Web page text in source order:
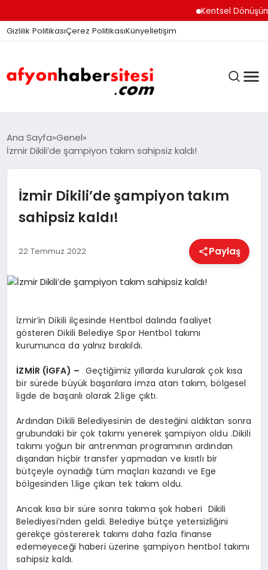
Kentsel Dönüşüm
Gizlilik PolitikasıÇerez PolitikasıKünyeİletişim
ANASAYFA
DÜNYA
MAGAZIN
SAĞLIK
SPOR
TEKNOLOJI
Ana Sayfa Genel
İzmir Dikili’de şampiyon takım sahipsiz kaldı!
İzmir Dikili’de şampiyon takım
sahipsiz kaldı!
22 Temmuz 2022 Paylaş
İzmir’in Dikili ilçesinde Hentbol dalında faaliyet
gösteren Dikili Belediye Spor Hentbol takımı
kurumunca da yalnız bırakıldı.
İZMİR (İGFA) – Geçtiğimiz yıllarda kurularak çok kısa
bir sürede büyük başarılara imza atan takım, bölgesel
ligde de başarılı olarak 2.lige çıktı.
Ardından Dikili Belediyesinin de desteğini aldıktan sonra
grubundaki bir çok takımı yenerek şampiyon oldu .Dikili
takımı yoğun bir antrenman programının ardından
dışarıdan hiçbir transfer yapmadan ve kısıtlı bir
bütçeyle oynadığı tüm maçları kazandı ve Ege
bölgesinden 1.lige çıkan tek takım oldu.
Ancak kısa bir süre sonra takıma şok haberi Dikili
Belediyesi’nden geldi. Belediye bütçe yetersizliğini
gerekçe göstererek takımı daha fazla finanse
edemeyeceği haberi üzerine şampiyon hentbol takımı
sahipsiz kaldı.